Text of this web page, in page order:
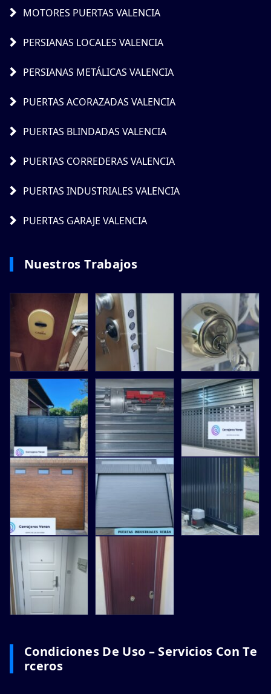
MOTORES PUERTAS VALENCIA
PERSIANAS LOCALES VALENCIA
PERSIANAS METÁLICAS VALENCIA
PUERTAS ACORAZADAS VALENCIA
PUERTAS BLINDADAS VALENCIA
PUERTAS CORREDERAS VALENCIA
PUERTAS INDUSTRIALES VALENCIA
PUERTAS GARAJE VALENCIA
Nuestros Trabajos
Condiciones De Uso – Servicios Con Te
Rceros